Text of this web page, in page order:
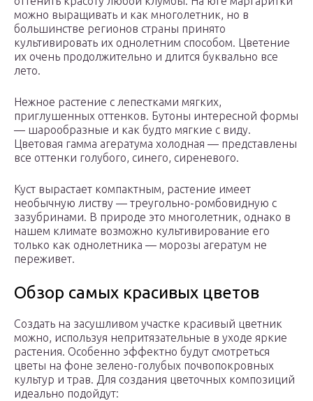
можно выращивать и как многолетник, но в
большинстве регионов страны принято
культивировать их однолетним способом. Цветение
их очень продолжительно и длится буквально все
лето.
Нежное растение с лепестками мягких,
приглушенных оттенков. Бутоны интересной формы
— шарообразные и как будто мягкие с виду.
Цветовая гамма агератума холодная — представлены
все оттенки голубого, синего, сиреневого.
Куст вырастает компактным, растение имеет
необычную листву — треугольно-ромбовидную с
зазубринами. В природе это многолетник, однако в
нашем климате возможно культивирование его
только как однолетника — морозы агератум не
переживет.
Обзор самых красивых цветов
Создать на засушливом участке красивый цветник
можно, используя непритязательные в уходе яркие
растения. Особенно эффектно будут смотреться
цветы на фоне зелено-голубых почвопокровных
культур и трав. Для создания цветочных композиций
идеально подойдут: